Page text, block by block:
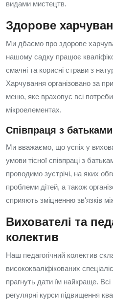
видами мистецтв.
Здорове
Ми дбаємо про здорове
нашому садку працює
смачні та корисні страви з
Харчування організовано за
меню, яке враховує всі потреби
мікроелементах.
Співпраця з батьками
Ми вважаємо, що успіх у
умови тісної співпраці з
проводимо зустрічі, на яких
проблеми дітей, а також
сприяють зміцненню зв'язків
Вихователі та
колектив
Наш педагогічний колектив
висококваліфікованих
прагнуть дати їм найкраще.
регулярні курси підвищення